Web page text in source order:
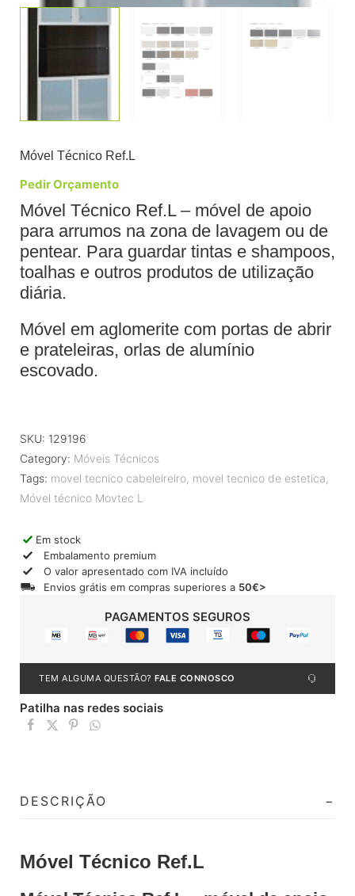
Móvel Técnico Ref.L
Pedir Orçamento
Móvel Técnico Ref.L – móvel de apoio
para arrumos na zona de lavagem ou de
pentear. Para guardar tintas e shampoos,
toalhas e outros produtos de utilização
diária.
Móvel em aglomerite com portas de abrir
e prateleiras, orlas de alumínio
escovado.
SKU: 129196
Category: Móveis Técnicos
Tags: movel tecnico cabeleireiro, movel tecnico de estetica,
Móvel técnico Movtec L
Em stock
Embalamento premium
O valor apresentado com IVA incluído
Envios grátis em compras superiores a 50€>
PAGAMENTOS SEGUROS
TEM ALGUMA QUESTÃO? FALE CONNOSCO
Patilha nas redes sociais
DESCRIÇÃO
Móvel Técnico Ref.L